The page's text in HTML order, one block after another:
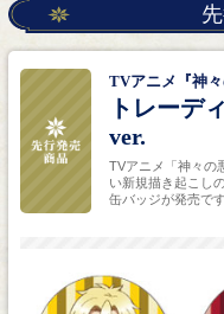
TVアニメ『神々
トレーデ
ver.
TVアニメ「神々の
い新規描き起こし
缶バッジが発売です